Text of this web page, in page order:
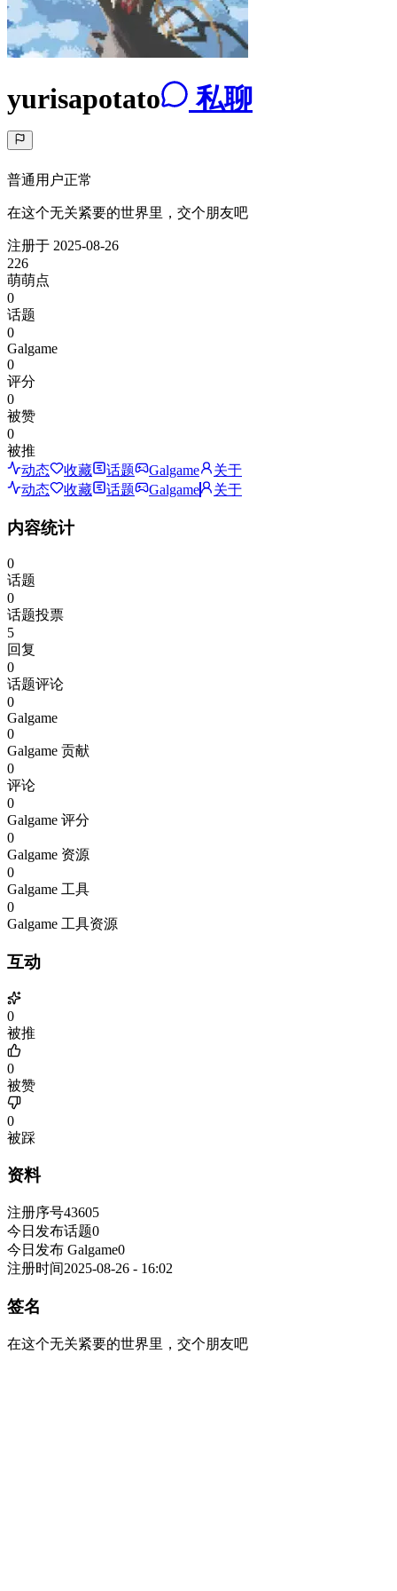
yurisapotato 私聊
普通用户正常
在这个无关紧要的世界里，交个朋友吧
注册于 2025-08-26
226
萌萌点
0
话题
0
Galgame
0
评分
0
被赞
0
被推
动态
收藏 话题 Galgame
关于
动态
收藏 话题 Galgame 关于
内容统计
0
话题
0
话题投票
5
回复
0
话题评论
0
Galgame
0
Galgame 贡献
0
评论
0
Galgame 评分
0
Galgame 资源
0
Galgame 工具
0
Galgame 工具资源
互动
0
被推
0
被赞
0
被踩
资料
注册序号43605
今日发布话题0
今日发布 Galgame0
注册时间2025-08-26 - 16:02
签名
在这个无关紧要的世界里，交个朋友吧